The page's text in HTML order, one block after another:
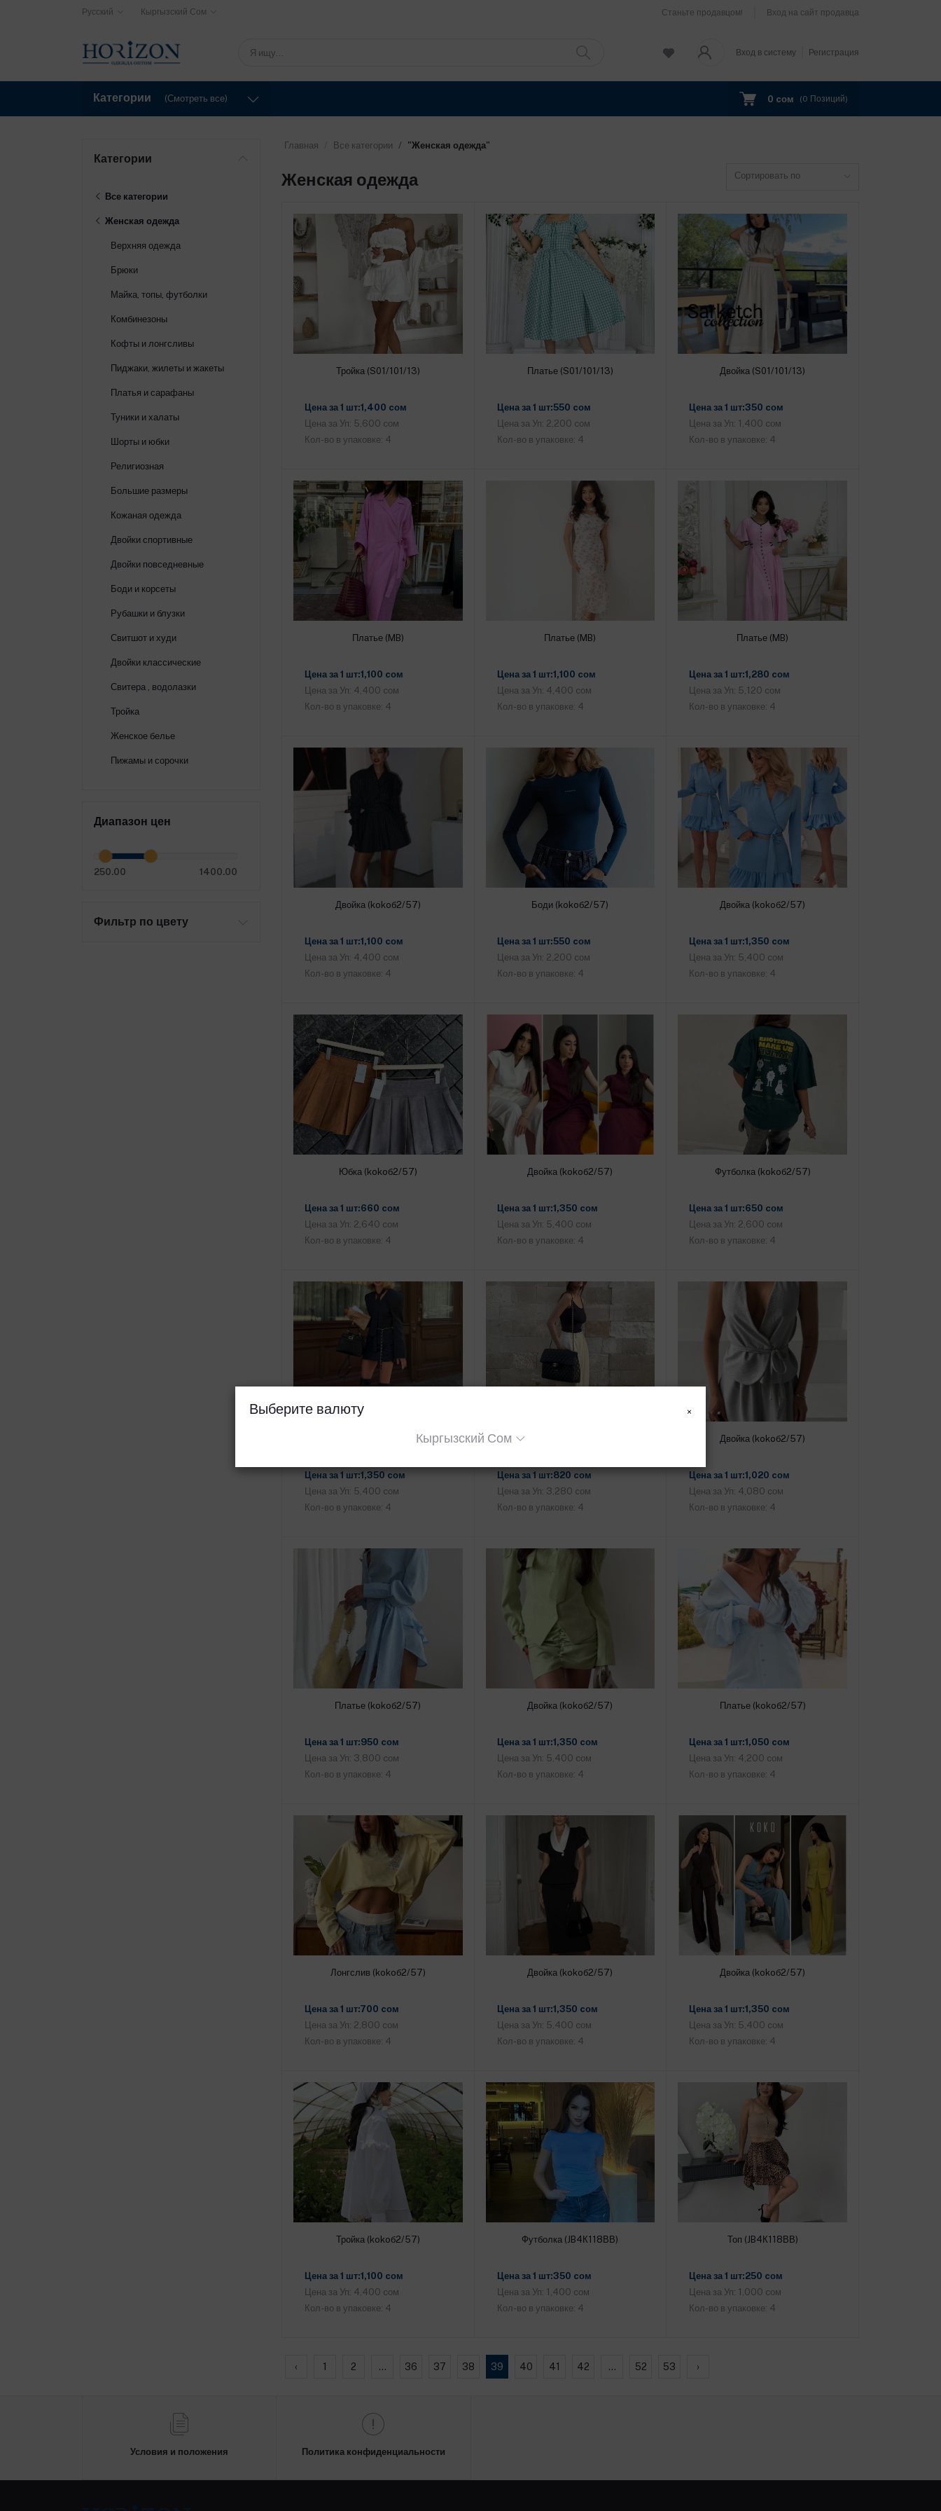
Русский Кыргызский Сом Станьте продавцом! Вход на сайт продавца
Вход в систему Регистрация
Категории (Смотреть все) 0 cом (0 Позиций)
Категории
Все категории
Женская одежда
Верхняя одежда
Брюки
Майка, топы, футболки
Комбинезоны
Кофты и лонгсливы
Пиджаки, жилеты и жакеты
Платья и сарафаны
Туники и халаты
Шорты и юбки
Религиозная
Большие размеры
Кожаная одежда
Двойки спортивные
Двойки повседневные
Боди и корсеты
Рубашки и блузки
Свитшот и худи
Двойки классические
Свитера , водолазки
Тройка
Женское белье
Пижамы и сорочки
Диапазон цен
250.00 1400.00
Фильтр по цвету
Главная Все категории "Женская одежда"
Женская одежда Сортировать по
Тройка (S01/101/13)
Цена за 1 шт:1,400 cом
Цена за Уп: 5,600 cом
Кол-во в упаковке: 4
Платье (S01/101/13)
Цена за 1 шт:550 cом
Цена за Уп: 2,200 cом
Кол-во в упаковке: 4
Двойка (S01/101/13)
Цена за 1 шт:350 cом
Цена за Уп: 1,400 cом
Кол-во в упаковке: 4
Платье (MB)
Цена за 1 шт:1,100 cом
Цена за Уп: 4,400 cом
Кол-во в упаковке: 4
Платье (MB)
Цена за 1 шт:1,100 cом
Цена за Уп: 4,400 cом
Кол-во в упаковке: 4
Платье (MB)
Цена за 1 шт:1,280 cом
Цена за Уп: 5,120 cом
Кол-во в упаковке: 4
Двойка (kokoб2/57)
Цена за 1 шт:1,100 cом
Цена за Уп: 4,400 cом
Кол-во в упаковке: 4
Боди (kokoб2/57)
Цена за 1 шт:550 cом
Цена за Уп: 2,200 cом
Кол-во в упаковке: 4
Двойка (kokoб2/57)
Цена за 1 шт:1,350 cом
Цена за Уп: 5,400 cом
Кол-во в упаковке: 4
Юбка (kokoб2/57)
Цена за 1 шт:660 cом
Цена за Уп: 2,640 cом
Кол-во в упаковке: 4
Двойка (kokoб2/57)
Цена за 1 шт:1,350 cом
Цена за Уп: 5,400 cом
Кол-во в упаковке: 4
Футболка (kokoб2/57)
Цена за 1 шт:650 cом
Цена за Уп: 2,600 cом
Кол-во в упаковке: 4
Двойка (kokoб2/57)
Цена за 1 шт:1,350 cом
Цена за Уп: 5,400 cом
Кол-во в упаковке: 4
Цена за 1 шт:820 cом
Цена за Уп: 3,280 cом
Кол-во в упаковке: 4
Двойка (kokoб2/57)
Цена за 1 шт:1,020 cом
Цена за Уп: 4,080 cом
Кол-во в упаковке: 4
Платье (kokoб2/57)
Цена за 1 шт:950 cом
Цена за Уп: 3,800 cом
Кол-во в упаковке: 4
Двойка (kokoб2/57)
Цена за 1 шт:1,350 cом
Цена за Уп: 5,400 cом
Кол-во в упаковке: 4
Платье (kokoб2/57)
Цена за 1 шт:1,050 cом
Цена за Уп: 4,200 cом
Кол-во в упаковке: 4
Лонгслив (kokoб2/57)
Цена за 1 шт:700 cом
Цена за Уп: 2,800 cом
Кол-во в упаковке: 4
Двойка (kokoб2/57)
Цена за 1 шт:1,350 cом
Цена за Уп: 5,400 cом
Кол-во в упаковке: 4
Двойка (kokoб2/57)
Цена за 1 шт:1,350 cом
Цена за Уп: 5,400 cом
Кол-во в упаковке: 4
Тройка (kokoб2/57)
Цена за 1 шт:1,100 cом
Цена за Уп: 4,400 cом
Кол-во в упаковке: 4
Футболка (JB4К118ВВ)
Цена за 1 шт:350 cом
Цена за Уп: 1,400 cом
Кол-во в упаковке: 4
Топ (JB4К118ВВ)
Цена за 1 шт:250 cом
Цена за Уп: 1,000 cом
Кол-во в упаковке: 4
‹ 1 2 ... 36 37 38 39 40 41 42 ... 52 53 ›
Условия и положения Политика конфиденциальности
Выберите валюту ×
Кыргызский Сом